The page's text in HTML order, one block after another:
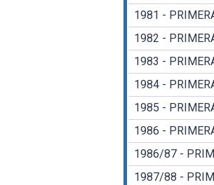
1981 -
1982 -
1983 -
1984 -
1985 -
1986 -
1986/87 -
1987/88 -